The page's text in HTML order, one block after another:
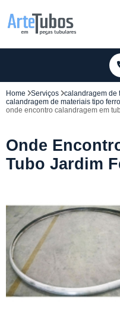
Home Serviços
calandragem de
calandragem de materiais tipo
onde encontro calandragem em
Onde
Tubo Jardim